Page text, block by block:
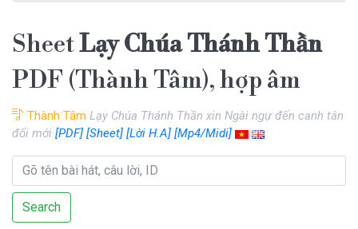
SheetLạy Chúa Thánh Thần
PDF (Thành Tâm), hợp âm
Thành Tâm Lạy Chúa Thánh Thần xin Ngài ngự đến canh tân
đổi mới [PDF] [Sheet] [Lời H.A] [Mp4/Midi]
Search